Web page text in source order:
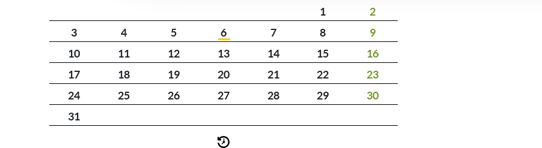
1
2
3
4 5 6 7 8
9
10
11 12 13 14 15
16
17
18 19 20 21 22
23
24
25 26 27 28 29
30
31